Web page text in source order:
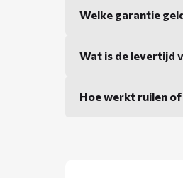
Welke garantie
Wat is de levertijd
Hoe werkt ruilen of